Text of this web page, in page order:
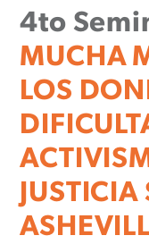
4to
MUCHA
LOS
JUSTICIA